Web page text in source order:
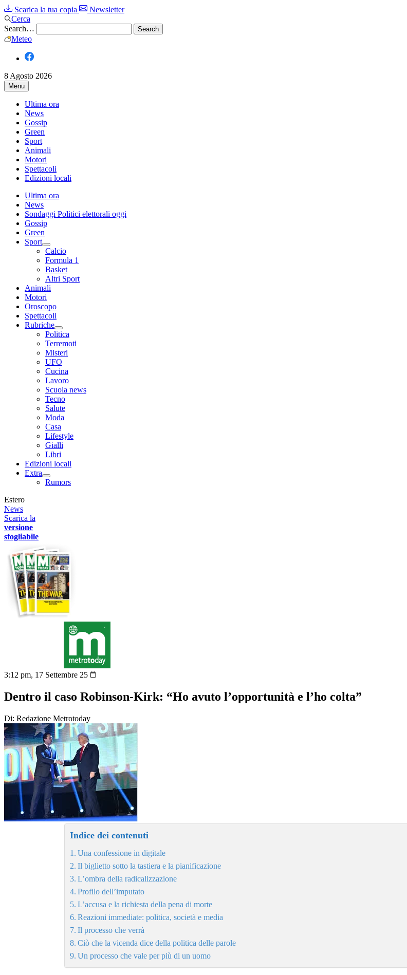
Scarica la tua copia
Newsletter
Cerca
Search…
Meteo
8 Agosto 2026
Menu
Ultima ora
News
Gossip
Green
Sport
Animali
Motori
Spettacoli
Edizioni locali
Ultima ora
News
Sondaggi Politici elettorali oggi
Gossip
Green
Sport
Calcio
Formula 1
Basket
Altri Sport
Animali
Motori
Oroscopo
Spettacoli
Rubriche
Politica
Terremoti
Misteri
UFO
Cucina
Lavoro
Scuola news
Tecno
Salute
Moda
Casa
Lifestyle
Gialli
Libri
Edizioni locali
Extra
Rumors
Estero
News
Scarica la
versione
sfogliabile
3:12 pm, 17 Settembre 25
Dentro il caso Robinson-Kirk: “Ho avuto l’opportunità e l’ho colta”
Di: Redazione Metrotoday
Indice dei contenuti
Una confessione in digitale
Il biglietto sotto la tastiera e la pianificazione
L’ombra della radicalizzazione
Profilo dell’imputato
L’accusa e la richiesta della pena di morte
Reazioni immediate: politica, società e media
Il processo che verrà
Ciò che la vicenda dice della politica delle parole
Un processo che vale per più di un uomo